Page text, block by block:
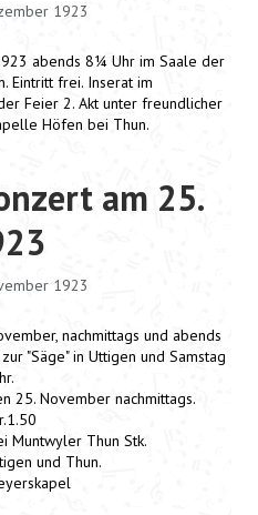
1923
abends 8¼ Uhr im Saale der
Eintritt frei. Inserat im
Feier 2. Akt unter freundlicher
Höfen bei Thun.
am 25.
1923
nachmittags und abends
"Säge" in Uttigen und Samstag
25. November nachmittags.
Muntwyler Thun Stk.
und Thun.